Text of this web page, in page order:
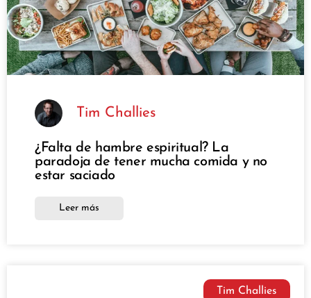
Tim Challies
¿Falta de hambre espiritual? La
paradoja de tener mucha comida y no
estar saciado
Leer más
Tim Challies